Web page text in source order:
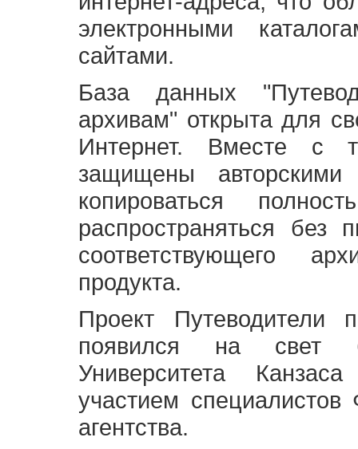
электронными
сайтами.
База данных
архивам" открыта для
Интернет. Вместе с
защищены
копироваться
распространяться без
соответствующего
продукта.
Проект Путеводители
появился на свет
Университета
участием специалистов
агентства.